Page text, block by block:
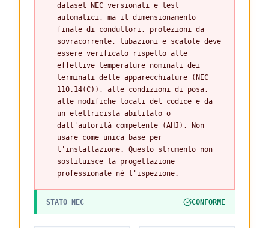
dataset NEC versionati e test
automatici, ma il dimensionamento
finale di conduttori, protezioni da
sovracorrente, tubazioni e scatole deve
essere verificato rispetto alle
effettive temperature nominali dei
terminali delle apparecchiature (NEC
110.14(C)), alle condizioni di posa,
alle modifiche locali del codice e da
un elettricista abilitato o
dall'autorità competente (AHJ). Non
usare come unica base per
l'installazione. Questo strumento non
sostituisce la progettazione
professionale né l'ispezione.
STATO NEC CONFORME